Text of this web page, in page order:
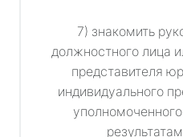
7) знакомить
должностного лица
представителя
индивидуального